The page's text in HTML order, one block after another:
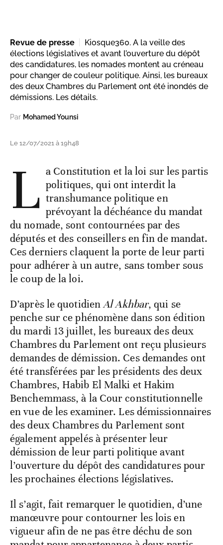
Revue de presse
Kiosque360. A la veille des
élections législatives et avant l’ouverture du dépôt
des candidatures, les nomades montent au créneau
pour changer de couleur politique. Ainsi, les bureaux
des deux Chambres du Parlement ont été inondés de
démissions. Les détails.
Par Mohamed Younsi
Le 12/07/2021 à 19h48
L a Constitution et la loi sur les partis
politiques, qui ont interdit la
transhumance politique en
prévoyant la déchéance du mandat
du nomade, sont contournées par des
députés et des conseillers en fin de mandat.
Ces derniers claquent la porte de leur parti
pour adhérer à un autre, sans tomber sous
le coup de la loi.
D’après le quotidienAl Akhbar, qui se
penche sur ce phénomène dans son édition
du mardi 13 juillet, les bureaux des deux
Chambres du Parlement ont reçu plusieurs
demandes de démission. Ces demandes ont
été transférées par les présidents des deux
Chambres, Habib El Malki et Hakim
Benchemmass, à la Cour constitutionnelle
en vue de les examiner. Les démissionnaires
des deux Chambres du Parlement sont
également appelés à présenter leur
démission de leur parti politique avant
l’ouverture du dépôt des candidatures pour
les prochaines élections législatives.
Il s’agit, fait remarquer le quotidien, d’une
manœuvre pour contourner les lois en
vigueur afin de ne pas être déchu de son